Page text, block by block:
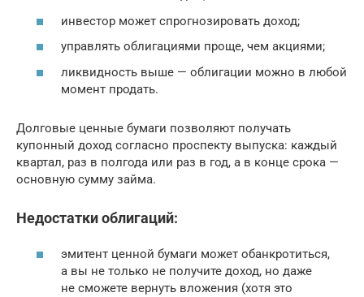
инвестор может спрогнозировать доход;
управлять облигациями проще, чем акциями;
ликвидность выше — облигации можно в любой
момент продать.
Долговые ценные бумаги позволяют получать
купонный доход согласно проспекту выпуска: каждый
квартал, раз в полгода или раз в год, а в конце срока —
основную сумму займа.
Недостатки облигаций:
эмитент ценной бумаги может обанкротиться,
а вы не только не получите доход, но даже
не сможете вернуть вложения (хотя это